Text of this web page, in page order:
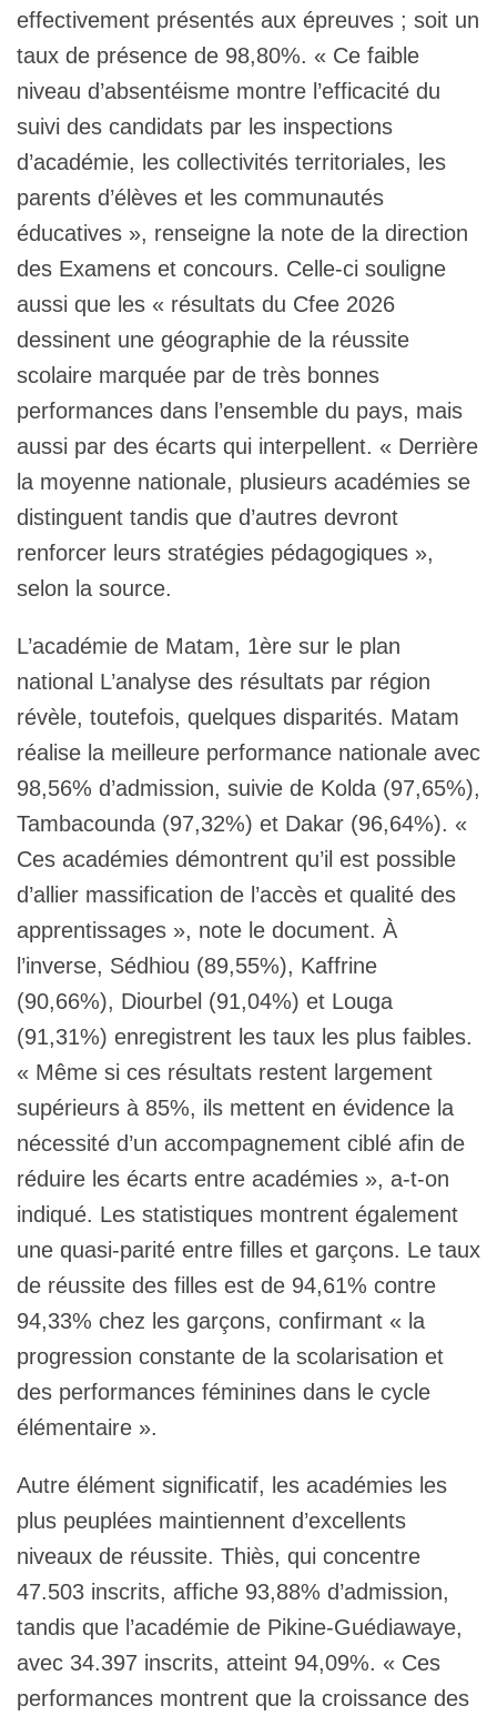
effectivement présentés aux épreuves ; soit un
taux de présence de 98,80%. « Ce faible
niveau d’absentéisme montre l’efficacité du
suivi des candidats par les inspections
d’académie, les collectivités territoriales, les
parents d’élèves et les communautés
éducatives », renseigne la note de la direction
des Examens et concours. Celle-ci souligne
aussi que les « résultats du Cfee 2026
dessinent une géographie de la réussite
scolaire marquée par de très bonnes
performances dans l’ensemble du pays, mais
aussi par des écarts qui interpellent. « Derrière
la moyenne nationale, plusieurs académies se
distinguent tandis que d’autres devront
renforcer leurs stratégies pédagogiques »,
selon la source.
L’académie de Matam, 1ère sur le plan
national L’analyse des résultats par région
révèle, toutefois, quelques disparités. Matam
réalise la meilleure performance nationale avec
98,56% d’admission, suivie de Kolda (97,65%),
Tambacounda (97,32%) et Dakar (96,64%). «
Ces académies démontrent qu’il est possible
d’allier massification de l’accès et qualité des
apprentissages », note le document. À
l’inverse, Sédhiou (89,55%), Kaffrine
(90,66%), Diourbel (91,04%) et Louga
(91,31%) enregistrent les taux les plus faibles.
« Même si ces résultats restent largement
supérieurs à 85%, ils mettent en évidence la
nécessité d’un accompagnement ciblé afin de
réduire les écarts entre académies », a-t-on
indiqué. Les statistiques montrent également
une quasi-parité entre filles et garçons. Le taux
de réussite des filles est de 94,61% contre
94,33% chez les garçons, confirmant « la
progression constante de la scolarisation et
des performances féminines dans le cycle
élémentaire ».
Autre élément significatif, les académies les
plus peuplées maintiennent d’excellents
niveaux de réussite. Thiès, qui concentre
47.503 inscrits, affiche 93,88% d’admission,
tandis que l’académie de Pikine-Guédiawaye,
avec 34.397 inscrits, atteint 94,09%. « Ces
performances montrent que la croissance des